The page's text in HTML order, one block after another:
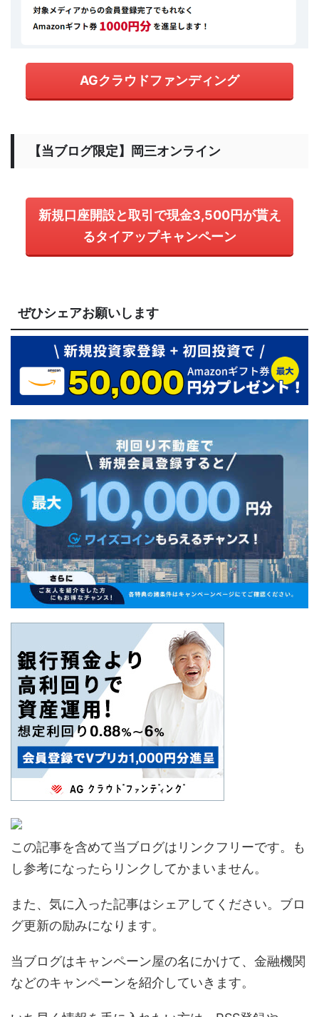
AGクラウドファンディング
【当ブログ限定】岡三オンライン
新規口座開設と取引で現金3,500円が貰え
るタイアップキャンペーン
ぜひシェアお願いします
この記事を含めて当ブログはリンクフリーです。も
し参考になったらリンクしてかまいません。
また、気に入った記事はシェアしてください。ブロ
グ更新の励みになります。
当ブログはキャンペーン屋の名にかけて、金融機関
などのキャンペーンを紹介していきます。